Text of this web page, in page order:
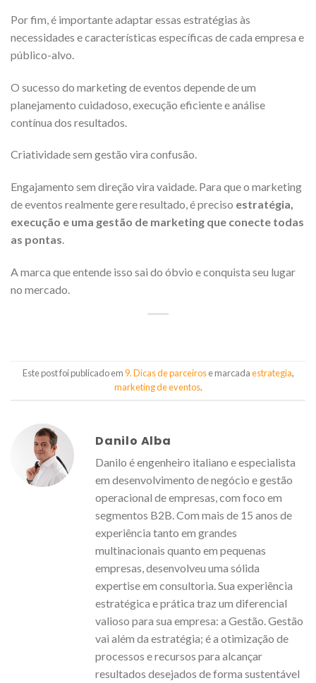
Por fim, é importante adaptar essas estratégias às
necessidades e características específicas de cada empresa e
público-alvo.
O sucesso do marketing de eventos depende de um
planejamento cuidadoso, execução eficiente e análise
contínua dos resultados.
Criatividade sem gestão vira confusão.
Engajamento sem direção vira vaidade. Para que o marketing
de eventos realmente gere resultado, é preciso estratégia,
execução e uma gestão de marketing que conecte todas
as pontas.
A marca que entende isso sai do óbvio e conquista seu lugar
no mercado.
Este post foi publicado em9. Dicas de parceirose marcadaestrategia,
marketing de eventos.
Danilo Alba
Danilo é engenheiro italiano e especialista
em desenvolvimento de negócio e gestão
operacional de empresas, com foco em
segmentos B2B. Com mais de 15 anos de
experiência tanto em grandes
multinacionais quanto em pequenas
empresas, desenvolveu uma sólida
expertise em consultoria. Sua experiência
estratégica e prática traz um diferencial
valioso para sua empresa: a Gestão. Gestão
vai além da estratégia; é a otimização de
processos e recursos para alcançar
resultados desejados de forma sustentável